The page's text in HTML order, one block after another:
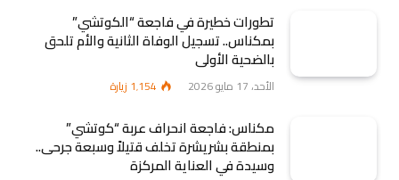
تطورات خطيرة في فاجعة “الكوتشي”
بمكناس.. تسجيل الوفاة الثانية والأم تلحق
بالضحية الأولى
الأحد، 17 مايو 2026 1٬154 زيارة
مكناس: فاجعة انحراف عربة “كوتشي”
بمنطقة بشريشرة تخلف قتيلاً وسبعة جرحى..
وسيدة في العناية المركزة